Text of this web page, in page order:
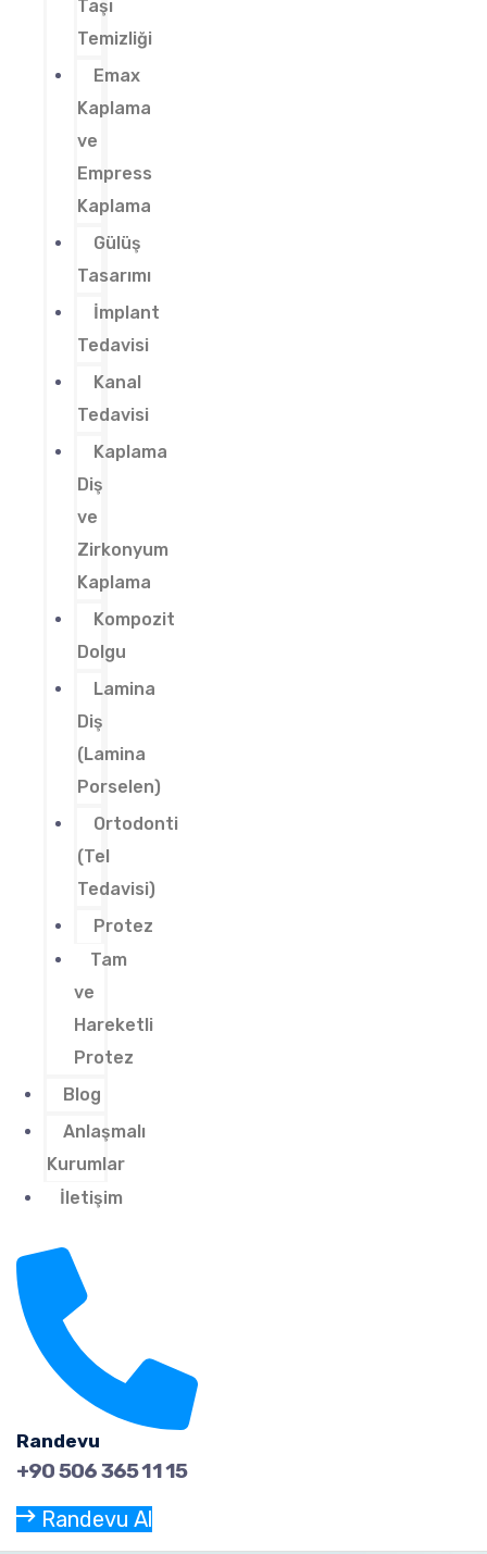
Taşı
Temizliği
Emax
Kaplama
ve
Empress
Kaplama
Gülüş
Tasarımı
İmplant
Tedavisi
Kanal
Tedavisi
Kaplama
Diş
ve
Zirkonyum
Kaplama
Kompozit
Dolgu
Lamina
Diş
(Lamina
Porselen)
Ortodonti
(Tel
Tedavisi)
Protez
Tam
ve
Hareketli
Protez
Blog
Anlaşmalı
Kurumlar
İletişim
Randevu
+90 506 365 11 15
Randevu Al